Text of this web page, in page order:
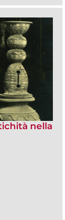
nella